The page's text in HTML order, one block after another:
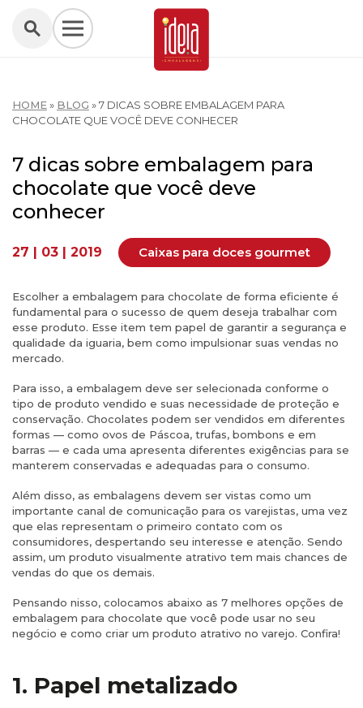
HOME» BLOG »7 DICAS SOBRE EMBALAGEM PARA
CHOCOLATE QUE VOCÊ DEVE CONHECER
7 dicas sobre embalagem para
chocolate que você deve
conhecer
27 | 03 | 2019 Caixas para doces gourmet
Escolher a embalagem para chocolate de forma eficiente é
fundamental para o sucesso de quem deseja trabalhar com
esse produto. Esse item tem papel de garantir a segurança e
qualidade da iguaria, bem como impulsionar suas vendas no
mercado.
Para isso, a embalagem deve ser selecionada conforme o
tipo de produto vendido e suas necessidade de proteção e
conservação. Chocolates podem ser vendidos em diferentes
formas — como ovos de Páscoa, trufas, bombons e em
barras — e cada uma apresenta diferentes exigências para se
manterem conservadas e adequadas para o consumo.
Além disso, as embalagens devem ser vistas como um
importante canal de comunicação para os varejistas, uma vez
que elas representam o primeiro contato com os
consumidores, despertando seu interesse e atenção. Sendo
assim, um produto visualmente atrativo tem mais chances de
vendas do que os demais.
Pensando nisso, colocamos abaixo as 7 melhores opções de
embalagem para chocolate que você pode usar no seu
negócio e como criar um produto atrativo no varejo. Confira!
1. Papel metalizado